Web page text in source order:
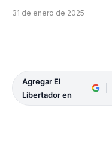
31 de enero de 2025
Agregar El
Libertador en